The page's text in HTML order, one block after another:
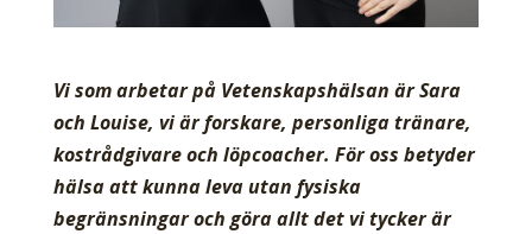
Vi som arbetar på Vetenskapshälsan är Sara
och Louise, vi är forskare, personliga tränare,
kostrådgivare och löpcoacher. För oss betyder
hälsa att kunna leva utan fysiska
begränsningar och göra allt det vi tycker är